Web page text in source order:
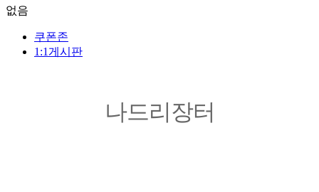
없음
쿠폰존
1:1게시판
나드리장터